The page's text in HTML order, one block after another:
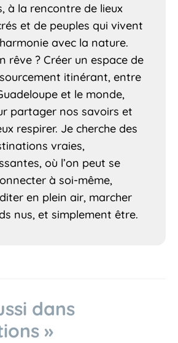
à la rencontre de lieux
et de peuples qui vivent
avec la nature.
rêve ? Créer un espace de
itinérant, entre
et le monde,
partager nos savoirs et
respirer. Je cherche des
vraies,
où l’on peut se
à soi-même,
en plein air, marcher
nus, et simplement être.
dans
»